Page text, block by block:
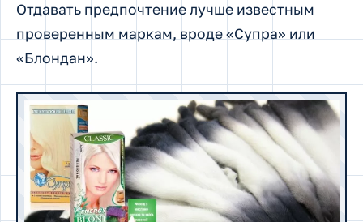
Отдавать предпочтение лучше известным
проверенным маркам, вроде «Супра» или
«Блондан».